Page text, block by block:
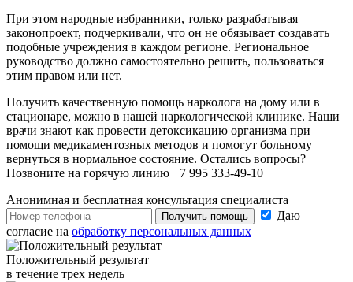
При этом народные избранники, только разрабатывая
законопроект, подчеркивали, что он не обязывает создавать
подобные учреждения в каждом регионе. Региональное
руководство должно самостоятельно решить, пользоваться
этим правом или нет.
Получить качественную помощь нарколога на дому или в
стационаре, можно в нашей наркологической клинике. Наши
врачи знают как провести детоксикацию организма при
помощи медикаментозных методов и помогут больному
вернуться в нормальное состояние. Остались вопросы?
Позвоните на горячую линию +7 995 333-49-10
Анонимная и бесплатная консультация специалиста
Получить помощь
Даю
согласие на обработку персональных данных
Положительный результат
в течение трех недель